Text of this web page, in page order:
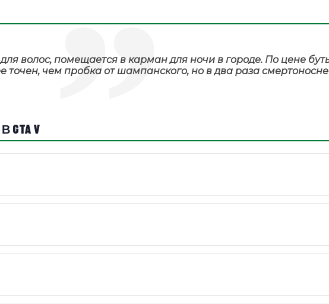
волос, помещается в карман для ночи в городе. По цене
точен, чем пробка от шампанского, но в два раза
V